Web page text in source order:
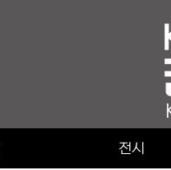
전시